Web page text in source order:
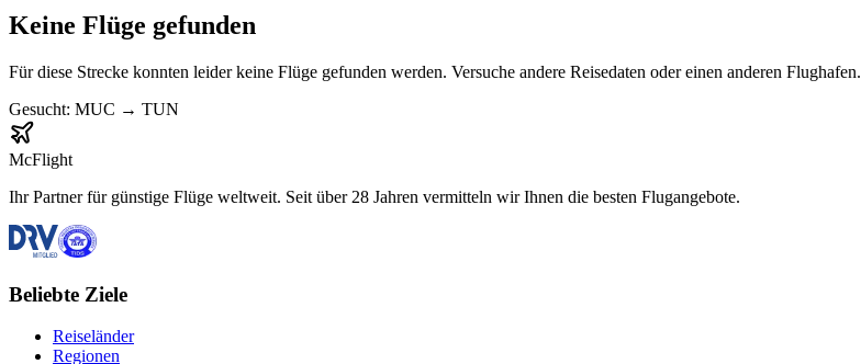
Keine Flüge gefunden
Für diese Strecke konnten leider keine Flüge gefunden werden. Versuche andere Reisedaten oder einen anderen Flughafen.
Gesucht: MUC → TUN
McFlight
Ihr Partner für günstige Flüge weltweit. Seit über 28 Jahren vermitteln wir Ihnen die besten Flugangebote.
Beliebte Ziele
Reiseländer
Regionen